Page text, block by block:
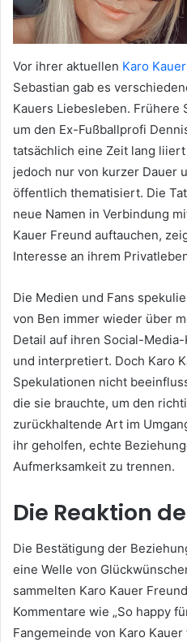
Vor ihrer aktuellen Karo
Sebastian gab es
Kauers Liebesleben. Frühere
um den Ex-Fußballprofi
tatsächlich eine Zeit lang
jedoch nur von kurzer Dauer
öffentlich thematisiert. Die
neue Namen in Verbindung
Kauer Freund auftauchen,
Interesse an ihrem
Die Medien und Fans
von Ben immer wieder über
Detail auf ihren Social-
und interpretiert. Doch Karo
Spekulationen nicht
die sie brauchte, um den
zurückhaltende Art im
ihr geholfen, echte
Aufmerksamkeit zu trennen.
Die Reaktion
Die Bestätigung der
eine Welle von
sammelten Karo Kauer
Kommentare wie „So happy
Fangemeinde von Karo